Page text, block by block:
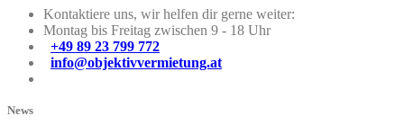
Kontaktiere uns, wir helfen dir gerne weiter:
Montag bis Freitag zwischen 9 - 18 Uhr
+49 89 23 799 772
info@objektivvermietung.at
News